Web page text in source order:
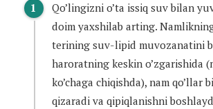
Qo’lingizni o’ta issiq suv bilan
doim yaxshilab arting.
terining suv-lipid muvozanatini
haroratning keskin o’zgarishida
ko’chaga chiqishda), nam qo’llar
qizaradi va qipiqlanishni